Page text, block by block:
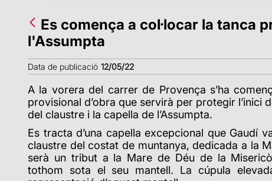
Es comença a col·locar la tanca
l'Assumpta
Data de publicació 12/05/22
A la vorera del carrer de Provença s’ha
provisional d’obra que servirà per protegir l’inici
del claustre i la capella de l’Assumpta.
Es tracta d’una capella excepcional que Gaudí
claustre del costat de muntanya, dedicada a la
serà un tribut a la Mare de Déu de la
tothom sota el seu mantell. La cúpula